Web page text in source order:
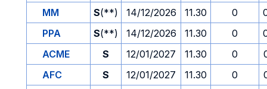
MM
S(**) 14/12/2026 11.30 0
PPA
S(**) 14/12/2026 11.30 0
ACME
S 12/01/2027 11.30 0
AFC
S 12/01/2027 11.30 0